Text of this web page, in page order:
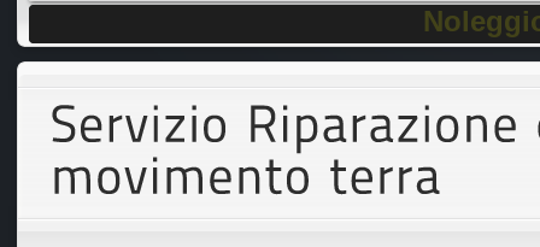
Servizi